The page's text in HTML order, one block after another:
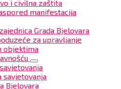
i civilna zaštita
manifestacija
Grada Bjelovara
za upravljanje
objektima
savjetovanja
Bjelovara